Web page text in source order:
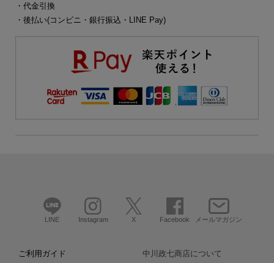
・代金引換
・後払い(コンビニ・銀行振込・LINE Pay)
LINE Instagram X Facebook メールマガジン
ご利用ガイド 中川政七商店について